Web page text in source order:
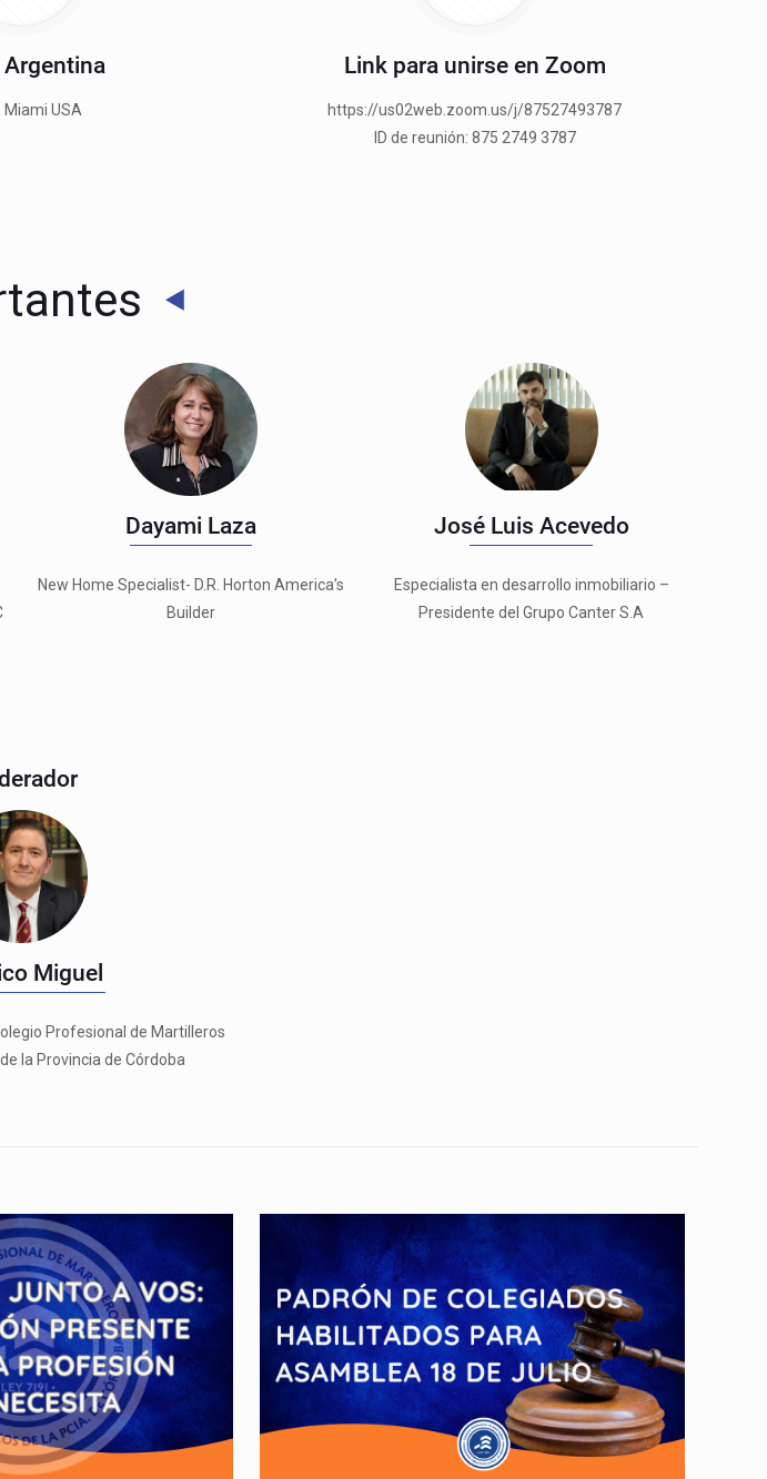
Argentina
Miami USA
Link para unirse en Zoom
https://us02web.zoom.us/j/87527493787
ID de reunión: 875 2749 3787
Dayami Laza
New Home Specialist- D.R. Horton America’s
Builder
José Luis Acevedo
Especialista en desarrollo inmobiliario –
Presidente del Grupo Canter S.A
Miguel
Profesional de Martilleros
la Provincia de Córdoba